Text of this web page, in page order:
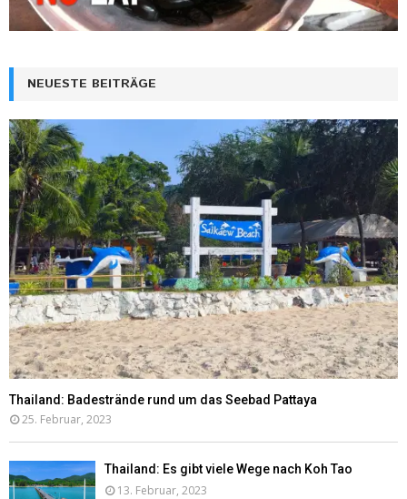
NEUESTE BEITRÄGE
Thailand: Badestrände rund um das Seebad Pattaya
25. Februar, 2023
Thailand: Es gibt viele Wege nach Koh Tao
13. Februar, 2023